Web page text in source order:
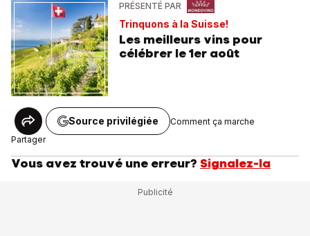
PRÉSENTÉ PAR
Trinquons à la Suisse!
Les meilleurs vins pour
célébrer le 1er août
Partager
Source privilégiée Comment ça marche
Vous avez trouvé une erreur? Signalez-la